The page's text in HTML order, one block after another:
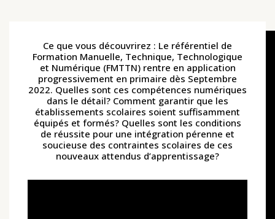
Ce que vous découvrirez : Le référentiel de
Formation Manuelle, Technique, Technologique
et Numérique (FMTTN) rentre en application
progressivement en primaire dès Septembre
2022. Quelles sont ces compétences numériques
dans le détail? Comment garantir que les
établissements scolaires soient suffisamment
équipés et formés? Quelles sont les conditions
de réussite pour une intégration pérenne et
soucieuse des contraintes scolaires de ces
nouveaux attendus d’apprentissage?